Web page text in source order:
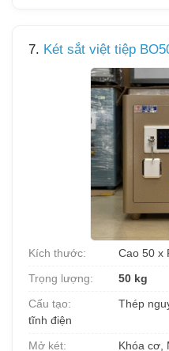
7. Két sắt việt tiệp
Kích thước:
Cao 50 x
Trọng lượng:
50 kg
Cấu tạo:
Thép
tĩnh điện
Mở két:
Khóa cơ,